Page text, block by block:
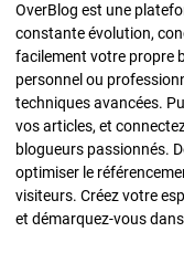
OverBlog est une
constante évolution,
facilement votre propre
personnel ou
techniques avancées.
vos articles, et
blogueurs passionnés.
optimiser le
visiteurs. Créez votre
et démarquez-vous